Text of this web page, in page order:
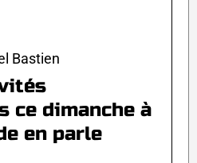
Bastien
ce dimanche à
en parle